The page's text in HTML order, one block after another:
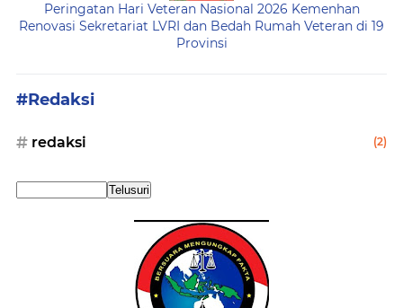
Peringatan Hari Veteran Nasional 2026 Kemenhan
Renovasi Sekretariat LVRI dan Bedah Rumah Veteran di 19
Provinsi
#Redaksi
redaksi (2)